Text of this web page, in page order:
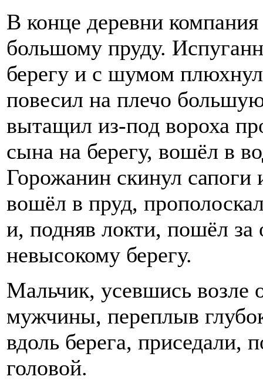
В конце деревни
большому пруду.
берегу и с шумом
повесил на плечо
вытащил из-под вороха
сына на берегу, вошёл в
Горожанин скинул
вошёл в пруд,
и, подняв локти, пошёл
невысокому берегу.
Мальчик, усевшись возле
мужчины, переплыв
вдоль берега, приседали,
головой.